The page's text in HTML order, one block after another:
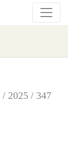
/ 2025 / 347